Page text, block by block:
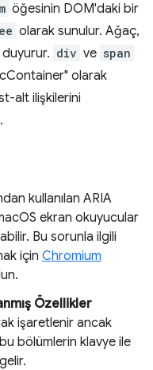
öğesinin DOM'daki bir
olarak sunulur. Ağaç,
div ve span
olarak
alt ilişkilerini
kullanılan ARIA
ekran okuyucular
Bu sorunla ilgili
için Chromium
Özellikler
işaretlenir ancak
bölümlerin klavye ile